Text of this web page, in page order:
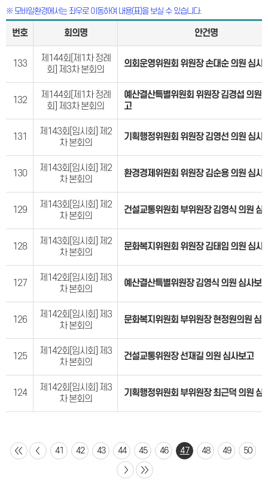
※ 모바일환경에서는 좌우로 이동하여 내용(표)을 보실 수 있습니다.
번호 회의명 안건명
133
제144회[제1차 정례
회] 제3차 본회의
의회운영위원회 위원장 손대순 의원 심사
132
제144회[제1차 정례
회] 제3차 본회의
예산결산특별위원회 위원장 김경섭 의원
고
131
제143회[임시회] 제2
차 본회의
기획행정위원회 위원장 김영선 의원 심사
130
제143회[임시회] 제2
차 본회의
환경경제위원회 위원장 김순용 의원 심사
129
제143회[임시회] 제2
차 본회의
건설교통위원회 부위원장 김영식 의원 심
128
제143회[임시회] 제2
차 본회의
문화복지위원회 위원장 김태임 의원 심사
127
제142회[임시회] 제3
차 본회의
예산결산특별위원장 김영식 의원 심사보
126
제142회[임시회] 제3
차 본회의
문화복지위원회 부위원장 현정원의원 심
125
제142회[임시회] 제3
차 본회의
건설교통위원장 선재길 의원 심사보고
124
제142회[임시회] 제3
차 본회의
기획행정위원회 부위원장 최근덕 의원 심
41 42 43 44 45 46 47 48 49 50